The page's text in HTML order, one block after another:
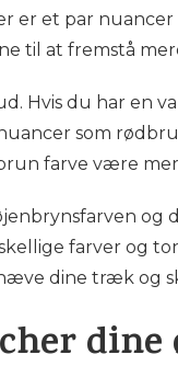
et par
til at fremstå
Hvis du har en
som
farve være
farver og
dine træk og